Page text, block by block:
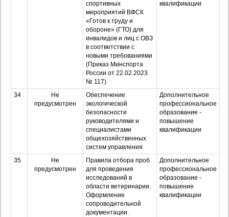
спортивных
мероприятий ВФСК
«Готов к труду и
обороне» (ГТО) для
инвалидов и лиц с ОВЗ
в соответствии с
новыми требованиями
(Приказ Минспорта
России от 22.02.2023
№ 117)
квалификации
34
Не
предусмотрен
Обеспечение
экологической
безопасности
руководителями и
специалистами
общехозяйственных
систем управления
Дополнительное
профессиональное
образование -
повышение
квалификации
35
Не
предусмотрен
Правила отбора проб
для проведения
исследований в
области ветеринарии.
Оформление
сопроводительной
документации.
Дополнительное
профессиональное
образование -
повышение
квалификации